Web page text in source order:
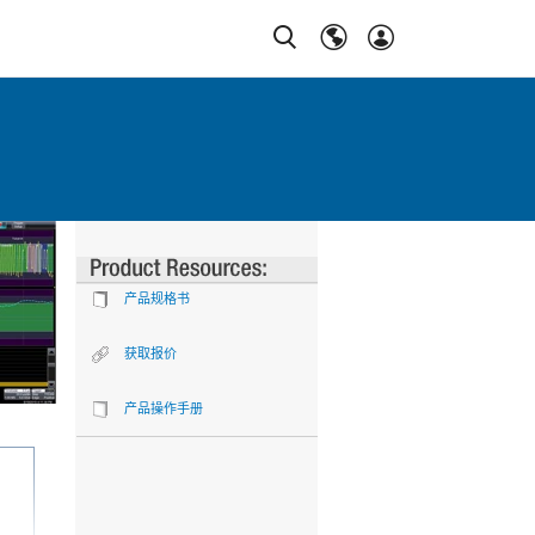
产品规格书
获取报价
产品操作手册